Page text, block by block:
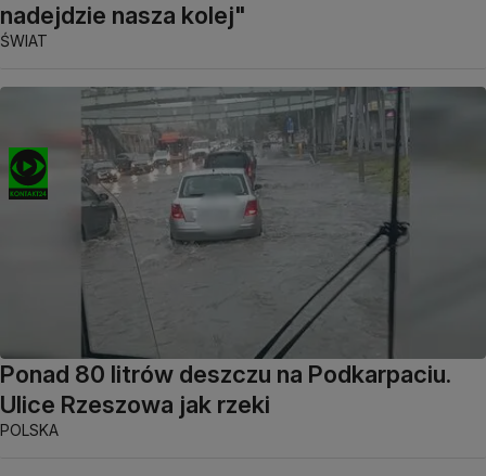
nadejdzie nasza kolej"
ŚWIAT
Ponad 80 litrów deszczu na Podkarpaciu.
Ulice Rzeszowa jak rzeki
POLSKA